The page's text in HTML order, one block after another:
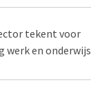
tekent voor
werk en onderwijs